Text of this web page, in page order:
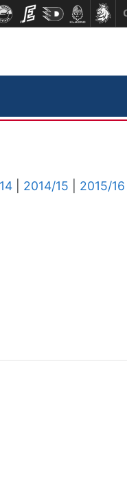
2014/15 2015/16